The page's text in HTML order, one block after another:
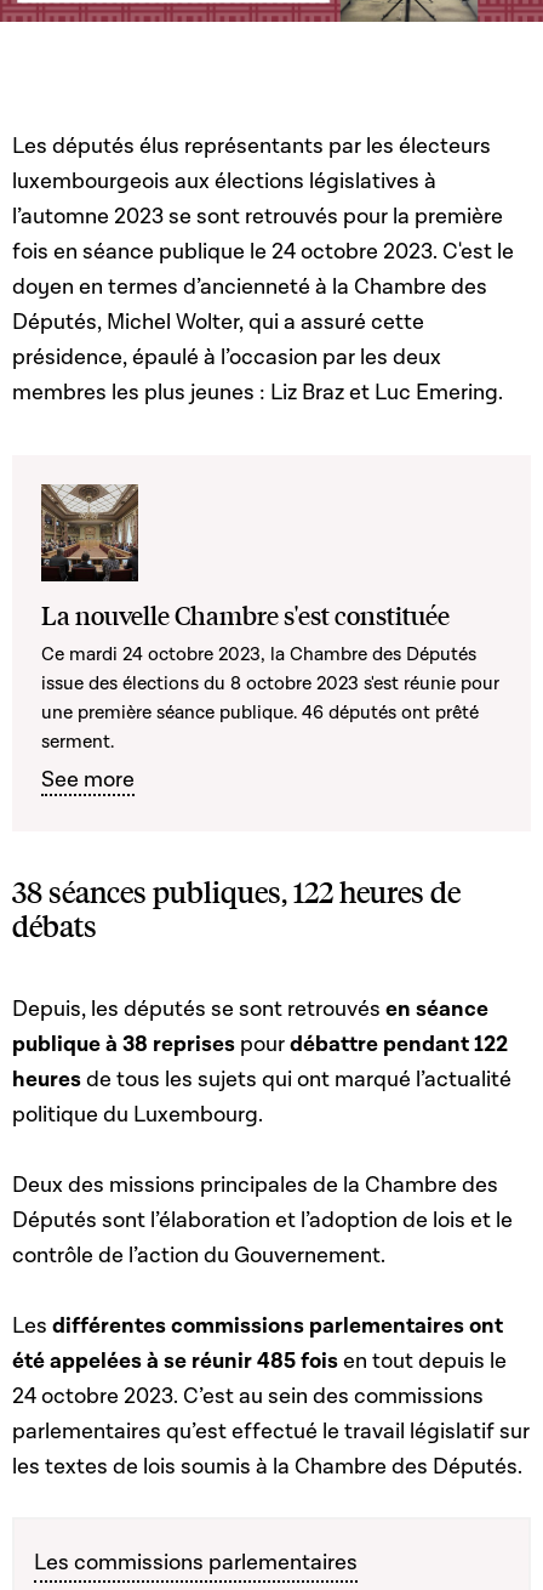
Les députés élus représentants par les électeurs
luxembourgeois aux élections législatives à
l’automne 2023 se sont retrouvés pour la première
fois en séance publique le 24 octobre 2023. C'est le
doyen en termes d’ancienneté à la Chambre des
Députés, Michel Wolter, qui a assuré cette
présidence, épaulé à l’occasion par les deux
membres les plus jeunes : Liz Braz et Luc Emering.
La nouvelle Chambre s'est constituée
Ce mardi 24 octobre 2023, la Chambre des Députés
issue des élections du 8 octobre 2023 s'est réunie pour
une première séance publique. 46 députés ont prêté
serment.
See more
38 séances publiques, 122 heures de
débats
Depuis, les députés se sont retrouvés en séance
publique à 38 reprises pourdébattre pendant 122
heuresde tous les sujets qui ont marqué l’actualité
politique du Luxembourg.
Deux des missions principales de la Chambre des
Députés sont l’élaboration et l’adoption de lois et le
contrôle de l’action du Gouvernement.
Les différentes commissions parlementaires ont
été appelées à se réunir 485 foisen tout depuis le
24 octobre 2023. C’est au sein des commissions
parlementaires qu’est effectué le travail législatif sur
les textes de lois soumis à la Chambre des Députés.
Les commissions parlementaires